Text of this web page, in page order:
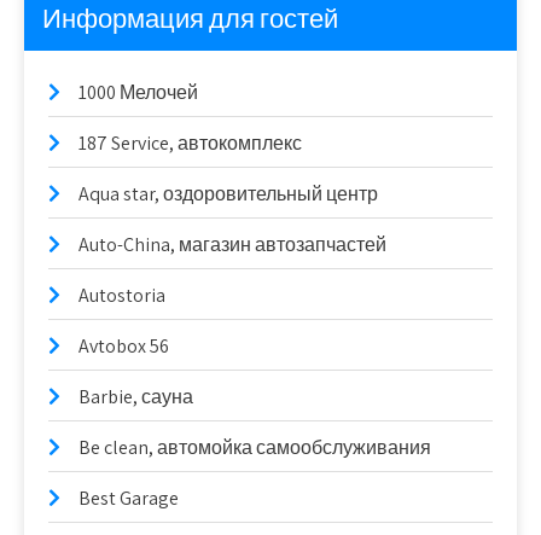
Информация для гостей
1000 Мелочей
187 Service, автокомплекс
Aqua star, оздоровительный центр
Auto-China, магазин автозапчастей
Autostoria
Avtobox 56
Barbie, сауна
Be clean, автомойка самообслуживания
Best Garage